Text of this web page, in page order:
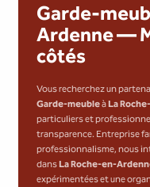
Garde-
Ardenne —
côtés
Vous recherchez un
Garde-meubleàLa
particuliers et
transparence. Entreprise
professionnalisme, nous
dansLa Roche-en-
expérimentées et une